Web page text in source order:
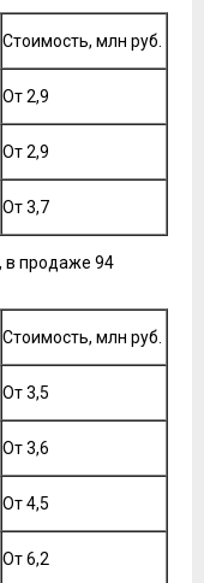
Стоимость, млн руб.
От 2,9
От 2,9
От 3,7
в продаже 94
Стоимость, млн руб.
От 3,5
От 3,6
От 4,5
От 6,2